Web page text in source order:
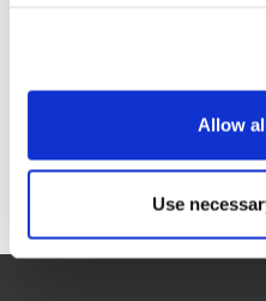
Allow
Use
BMA China,
PRO ASS,